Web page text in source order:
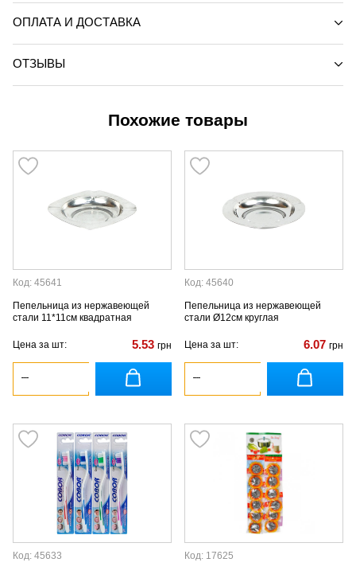
ОПЛАТА И ДОСТАВКА
ОТЗЫВЫ
Похожие товары
Код: 45641
Пепельница из нержавеющей
стали 11*11см квадратная
Цена за шт: 5.53 грн
Код: 45640
Пепельница из нержавеющей
стали Ø12см круглая
Цена за шт: 6.07 грн
Код: 45633 Код: 17625